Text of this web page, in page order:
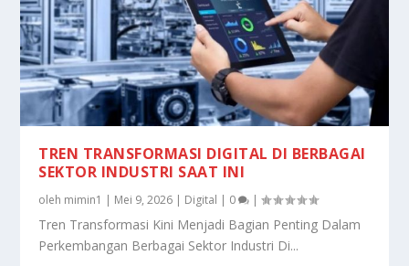
TREN TRANSFORMASI DIGITAL DI BERBAGAI
SEKTOR INDUSTRI SAAT INI
oleh mimin1 Mei 9, 2026 Digital 0 |
Tren Transformasi Kini Menjadi Bagian Penting Dalam
Perkembangan Berbagai Sektor Industri Di...